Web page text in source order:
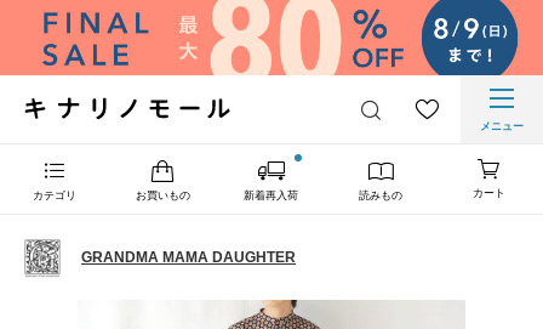
メニュー
カテゴリ お買いもの 新着再入荷 読みもの カート
GRANDMA MAMA DAUGHTER